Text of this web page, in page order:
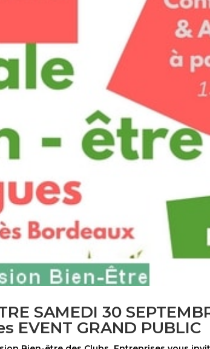
SAMEDI 30
EVENT GRAND PUBLIC